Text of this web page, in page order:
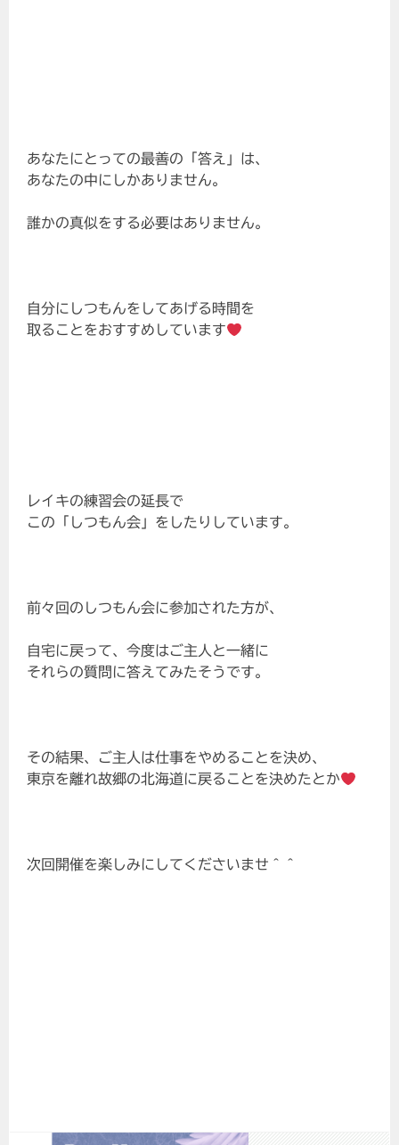
あなたにとっての最善の「答え」は、
あなたの中にしかありません。
誰かの真似をする必要はありません。
自分にしつもんをしてあげる時間を
取ることをおすすめしています
レイキの練習会の延長で
この「しつもん会」をしたりしています。
前々回のしつもん会に参加された方が、
自宅に戻って、今度はご主人と一緒に
それらの質問に答えてみたそうです。
その結果、ご主人は仕事をやめることを決め、
東京を離れ故郷の北海道に戻ることを決めたとか
次回開催を楽しみにしてくださいませ＾＾